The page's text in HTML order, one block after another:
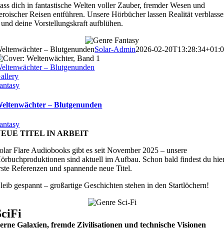
dich in fantastische Welten voller Zauber, fremder Wesen und
Reisen entführen. Unsere Hörbücher lassen Realität
deine Vorstellungskraft aufblühen.
– BlutgenundenSolar-Admin2026-02-
– Blutgenunden
– Blutgenunden
TITEL IN ARBEIT
Flare Audiobooks gibt es seit November 2025 – unsere
sind aktuell im Aufbau. Schon bald findest du
Referenzen und spannende neue Titel.
gespannt – großartige Geschichten stehen in den Startlöchern!
Galaxien, fremde Zivilisationen und technische Visionen